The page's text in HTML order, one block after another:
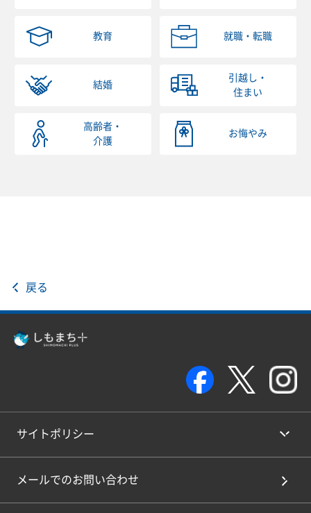
教育 就職・転職
結婚
引越し・
住まい
高齢者・
介護
お悔やみ
戻る
サイトポリシー
メールでのお問い合わせ